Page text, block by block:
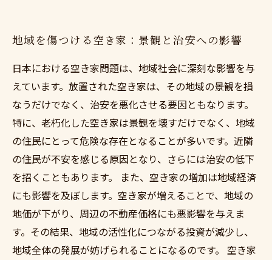
地域を傷つける空き家：景観と治安への影響
日本における空き家問題は、地域社会に深刻な影響を与
えています。放置された空き家は、その地域の景観を損
なうだけでなく、治安を悪化させる要因ともなります。
特に、老朽化した空き家は景観を壊すだけでなく、地域
の住民にとって危険な存在となることが多いです。近隣
の住民が不安を感じる原因となり、さらには治安の低下
を招くこともあります。 また、空き家の増加は地域経済
にも影響を及ぼします。空き家が増えることで、地域の
地価が下がり、周辺の不動産価格にも悪影響を与えま
す。その結果、地域の活性化につながる投資が減少し、
地域全体の発展が妨げられることになるのです。 空き家